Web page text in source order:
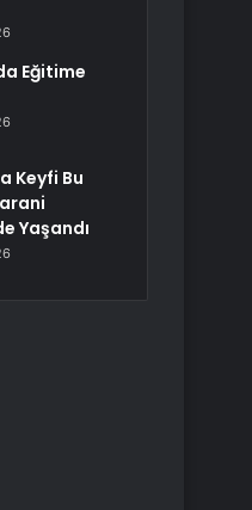
Eğitime
Keyfi Bu
Yaşandı